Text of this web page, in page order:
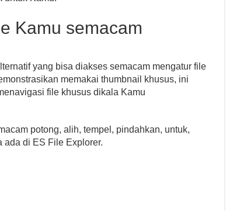
Kamu semacam
yang bisa diakses semacam mengatur file
memakai thumbnail khusus, ini
file khusus dikala Kamu
potong, alih, tempel, pindahkan, untuk,
ada di ES File Explorer.